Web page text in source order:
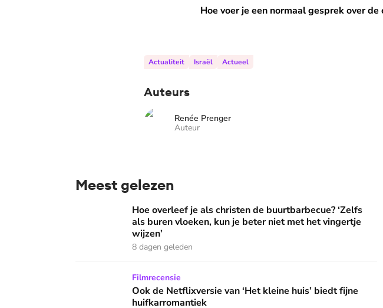
Hoe voer je een normaal gesprek over de
Hoe voer je een normaal gesprek over de oorlog in
Actualiteit Israël Actueel
Auteurs
Renée Prenger
Auteur
Meest gelezen
Hoe overleef je als christen de buurtbarbecue? ‘Zelfs als buren
Hoe overleef je als christen de buurtbarbecue? ‘Zelfs
als buren vloeken, kun je beter niet met het vingertje
wijzen’
8 dagen geleden
Ook de Netflixversie van ‘Het kleine huis’ biedt fijne huifkarromantiek
Filmrecensie
Ook de Netflixversie van ‘Het kleine huis’ biedt fijne
huifkarromantiek